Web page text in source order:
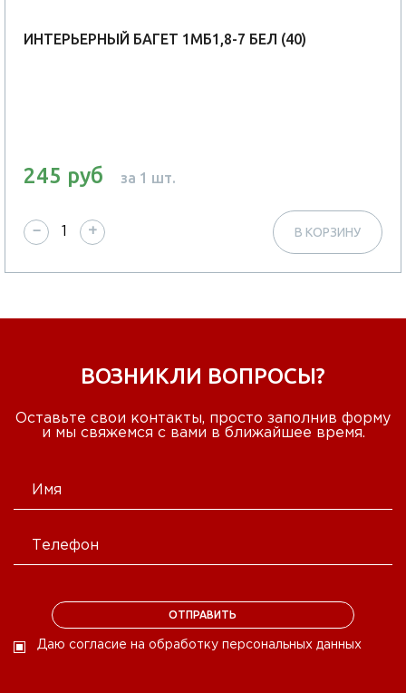
ИНТЕРЬЕРНЫЙ БАГЕТ 1МБ1,8-7 БЕЛ (40)
245 руб за 1 шт.
− + В КОРЗИНУ
ВОЗНИКЛИ ВОПРОСЫ?
Оставьте свои контакты, просто заполнив форму
и мы свяжемся с вами в ближайшее время.
Даю согласие на обработку персональных данных